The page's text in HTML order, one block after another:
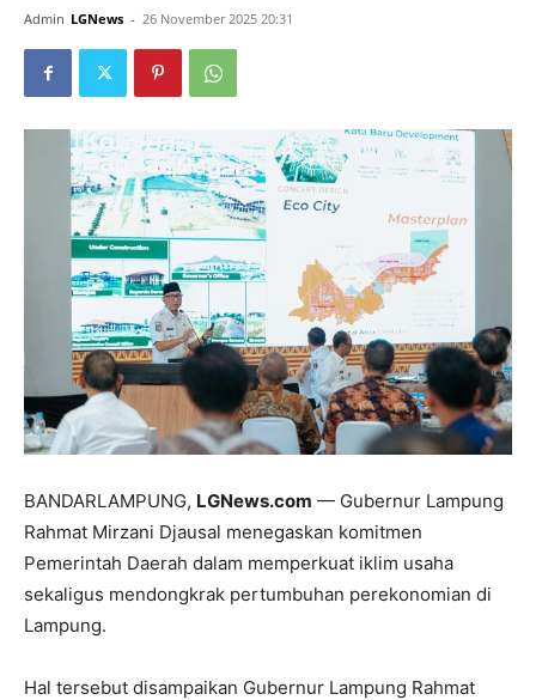
Admin LGNews - 26 November 2025 20:31
BANDARLAMPUNG, LGNews.com — Gubernur Lampung
Rahmat Mirzani Djausal menegaskan komitmen
Pemerintah Daerah dalam memperkuat iklim usaha
sekaligus mendongkrak pertumbuhan perekonomian di
Lampung.
Hal tersebut disampaikan Gubernur Lampung Rahmat